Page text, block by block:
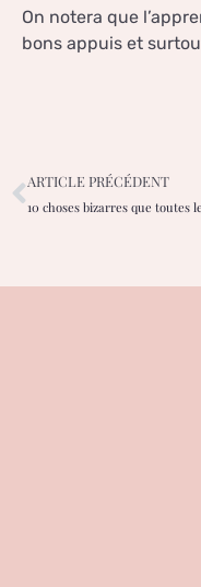
On notera que
bons appuis et
ARTICLE PRÉCÉDENT
10 choses bizarres que toutes